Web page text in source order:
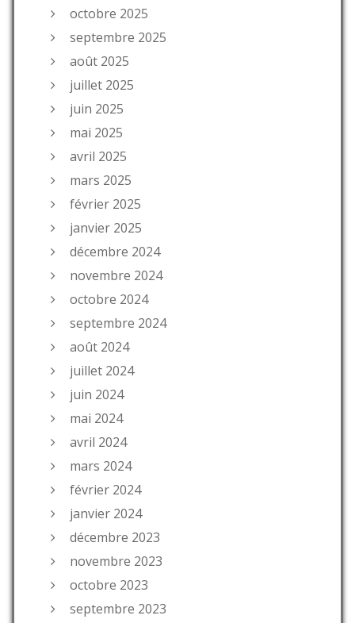
octobre 2025
septembre 2025
août 2025
juillet 2025
juin 2025
mai 2025
avril 2025
mars 2025
février 2025
janvier 2025
décembre 2024
novembre 2024
octobre 2024
septembre 2024
août 2024
juillet 2024
juin 2024
mai 2024
avril 2024
mars 2024
février 2024
janvier 2024
décembre 2023
novembre 2023
octobre 2023
septembre 2023